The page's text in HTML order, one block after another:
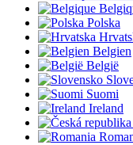
Polska
Belgien
België
Suomi
Ireland